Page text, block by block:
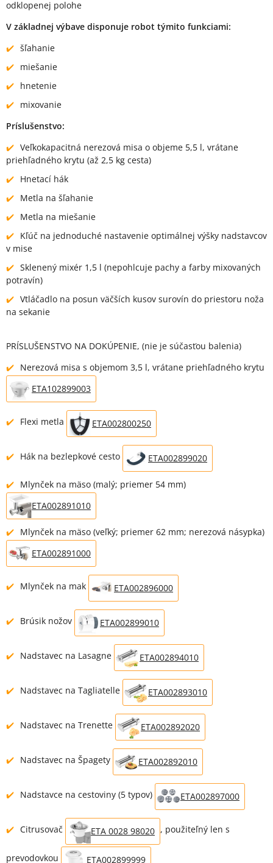
odklopenej polohe
V základnej výbave disponuje robot týmito funkciami:
šľahanie
miešanie
hnetenie
mixovanie
Príslušenstvo:
Veľkokapacitná nerezová misa o objeme 5,5 l, vrátane
priehľadného krytu (až 2,5 kg cesta)
Hnetací hák
Metla na šľahanie
Metla na miešanie
Kľúč na jednoduché nastavenie optimálnej výšky nadstavcov
v mise
Sklenený mixér 1,5 l (nepohlcuje pachy a farby mixovaných
potravín)
Vtláčadlo na posun väčších kusov surovín do priestoru noža
na sekanie
PRÍSLUŠENSTVO NA DOKÚPENIE, (nie je súčasťou balenia)
Nerezová misa s objemom 3,5 l, vrátane priehľadného krytu
ETA102899003
Flexi metla ETA002800250
Hák na bezlepkové cesto ETA002899020
Mlynček na mäso (malý; priemer 54 mm)
ETA002891010
Mlynček na mäso (veľký; priemer 62 mm; nerezová násypka)
ETA002891000
Mlynček na mak ETA002896000
Brúsik nožov ETA002899010
Nadstavec na Lasagne ETA002894010
Nadstavec na Tagliatelle ETA002893010
Nadstavec na Trenette ETA002892020
Nadstavec na Špagety ETA002892010
Nadstavce na cestoviny (5 typov) ETA002897000
Citrusovač ETA 0028 98020 , použiteľný len s
prevodovkou ETA002899999